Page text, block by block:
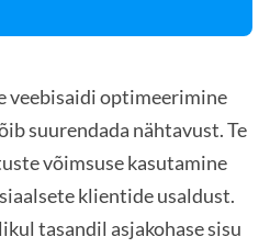
veebisaidi optimeerimine
suurendada nähtavust. Te
võimsuse kasutamine
klientide usaldust.
tasandil asjakohase sisu